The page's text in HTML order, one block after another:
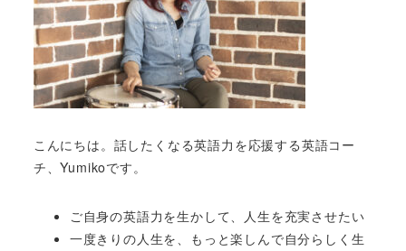
こんにちは。話したくなる英語力を応援する英語コー
チ、Yumikoです。
ご自身の英語力を生かして、人生を充実させたい
一度きりの人生を、もっと楽しんで自分らしく生